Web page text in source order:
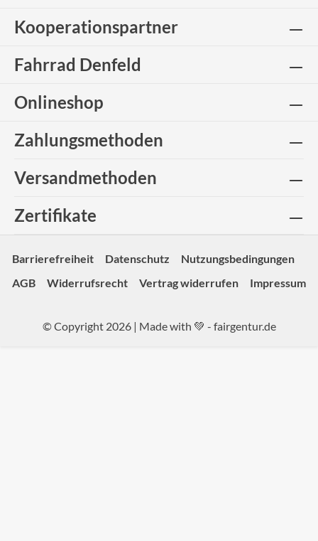
Kooperationspartner
Fahrrad Denfeld
Onlineshop
Zahlungsmethoden
Versandmethoden
Zertifikate
Barrierefreiheit Datenschutz
Nutzungsbedingungen
AGB
Widerrufsrecht Vertrag widerrufen Impressum
© Copyright 2026 | Made with 💚 - fairgentur.de